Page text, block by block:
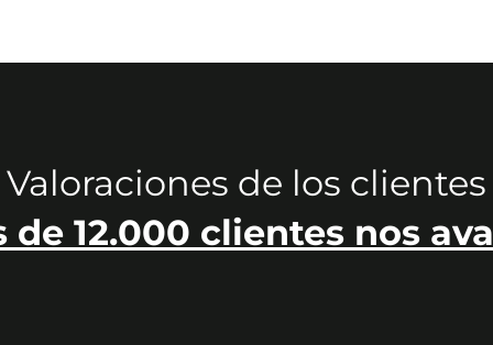
Valoraciones de los clientes
de 12.000 clientes nos